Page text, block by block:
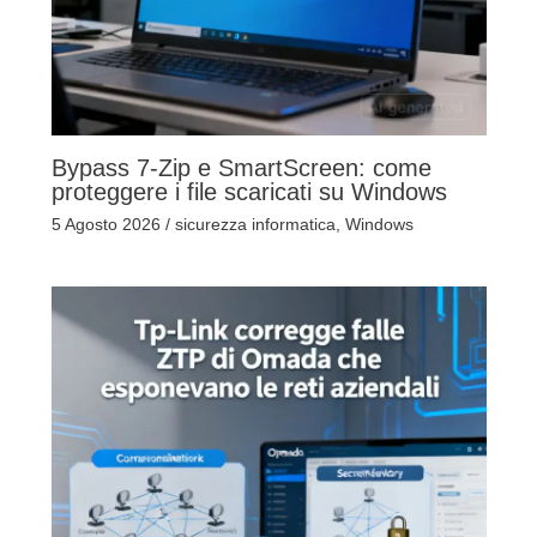
Bypass 7-Zip e SmartScreen: come
proteggere i file scaricati su Windows
5 Agosto 2026 / sicurezza informatica Windows